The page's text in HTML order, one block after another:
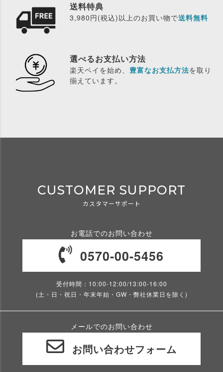
送料特典
3,980円(税込)以上のお買い物で送料無料
選べるお支払い方法
楽天ペイを始め、 豊富なお支払方法を取り
揃えています。
CUSTOMER SUPPORT
カスタマーサポート
お電話でのお問い合わせ
0570-00-5456
受付時間：10:00-12:00/13:00-16:00
(土・日・祝日・年末年始・GW・弊社休業日を除く)
メールでのお問い合わせ
お問い合わせフォーム